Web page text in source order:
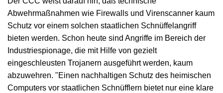
Abwehrmaßnahmen wie Firewalls und Virenscanner kaum
Schutz vor einem solchen staatlichen Schnüffelangriff
bieten werden. Schon heute sind Angriffe im Bereich der
Industriespionage, die mit Hilfe von gezielt
eingeschleusten Trojanern ausgeführt werden, kaum
abzuwehren. "Einen nachhaltigen Schutz des heimischen
Computers vor staatlichen Schnüfflern bietet nur eine klare